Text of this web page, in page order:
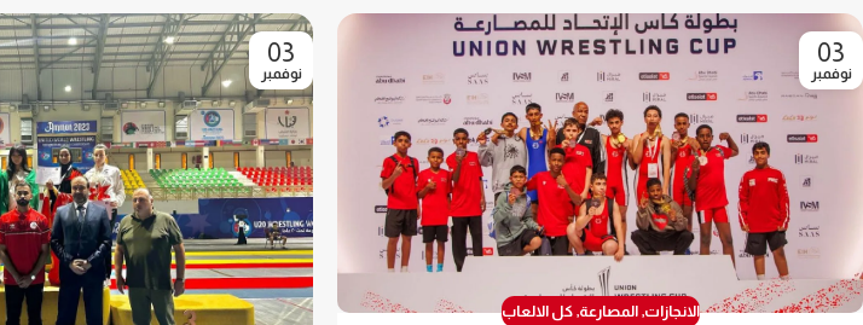
03
نوفمبر
الانجازات,المصارعة,كل الالعاب
03
نوفمبر